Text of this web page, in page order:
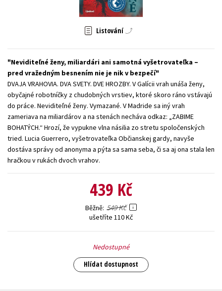
Zahraniční literatura
Všechny tituly
Listování
Neviditeľné ženy, miliardári ani samotná vyšetrovateľka –
pred vražedným besnením nie je nik v bezpečí
DVAJA VRAHOVIA. DVA SVETY. DVE HROZBY. V Galícii vrah unáša ženy,
obyčajné robotníčky z chudobných vrstiev, ktoré skoro ráno vstávajú
do práce. Neviditeľné ženy. Vymazané. V Madride sa iný vrah
zameriava na miliardárov a na stenách necháva odkaz: „ZABIME
BOHATÝCH.“ Hrozí, že vypukne vlna násilia zo stretu spoločenských
tried. Lucia Guerrero, vyšetrovateľka Občianskej gardy, navyše
dostáva správy od anonyma a pýta sa sama seba, či sa aj ona stala len
hračkou v rukách dvoch vrahov.
439 Kč
Běžně 549 Kč
ušetříte 110 Kč
Nedostupné
Hlídat dostupnost